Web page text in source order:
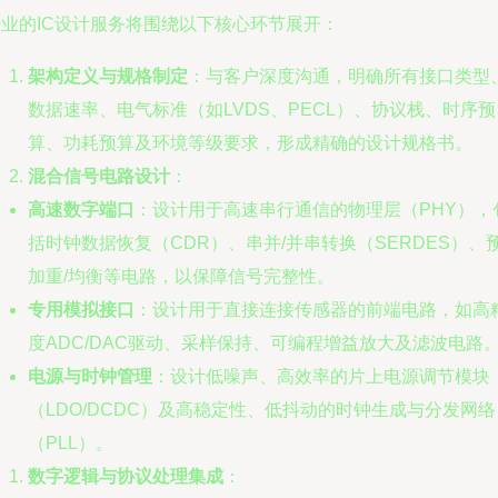
的IC设计服务将围绕以下核心环节展开：
架构定义与规格制定 ：与客户深度沟通，明确所有接口类型
数据速率、电气标准（如LVDS、PECL）、协议栈、时序预
算、功耗预算及环境等级要求，形成精确的设计规格书。
混合信号电路设计 ：
高速数字端口
：设计用于高速串行通信的物理层（PHY），
括时钟数据恢复（CDR）、串并/并串转换（SERDES）、
加重/均衡等电路，以保障信号完整性。
专用模拟接口
：设计用于直接连接传感器的前端电路，如高
度ADC/DAC驱动、采样保持、可编程增益放大及滤波电路
电源与时钟管理 ：设计低噪声、高效率的片上电源调节模块
（LDO/DCDC）及高稳定性、低抖动的时钟生成与分发网络
（PLL）。
数字逻辑与协议处理集成 ：